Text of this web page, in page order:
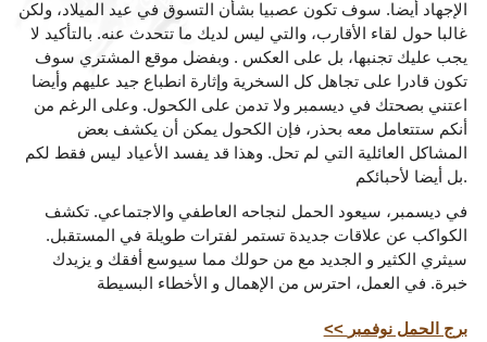
الإجهاد أيضا. سوف تكون عصبيا بشأن التسوق في عيد الميلاد، ولكن
غالبا حول لقاء الأقارب، والتي ليس لديك ما تتحدث عنه. بالتأكيد لا
يجب عليك تجنبها، بل على العكس . وبفضل موقع المشتري سوف
تكون قادرا على تجاهل كل السخرية وإثارة انطباع جيد عليهم وأيضا
اعتني بصحتك في ديسمبر ولا تدمن على الكحول. وعلى الرغم من
أنكم ستتعامل معه بحذر، فإن الكحول يمكن أن يكشف بعض
المشاكل العائلية التي لم تحل. وهذا قد يفسد الأعياد ليس فقط لكم
بل أيضا لأحبائكم.
في ديسمبر، سيعود الحمل لنجاحه العاطفي والاجتماعي. تكشف
الكواكب عن علاقات جديدة تستمر لفترات طويلة في المستقبل.
سيثري الكثير و الجديد مع من حولك مما سيوسع أفقك و يزيدك
خبرة. في العمل، احترس من الإهمال و الأخطاء البسيطة
<< برج الحمل نوفمبر